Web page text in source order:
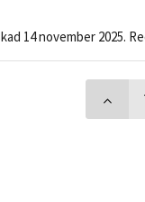
14 november 2025.